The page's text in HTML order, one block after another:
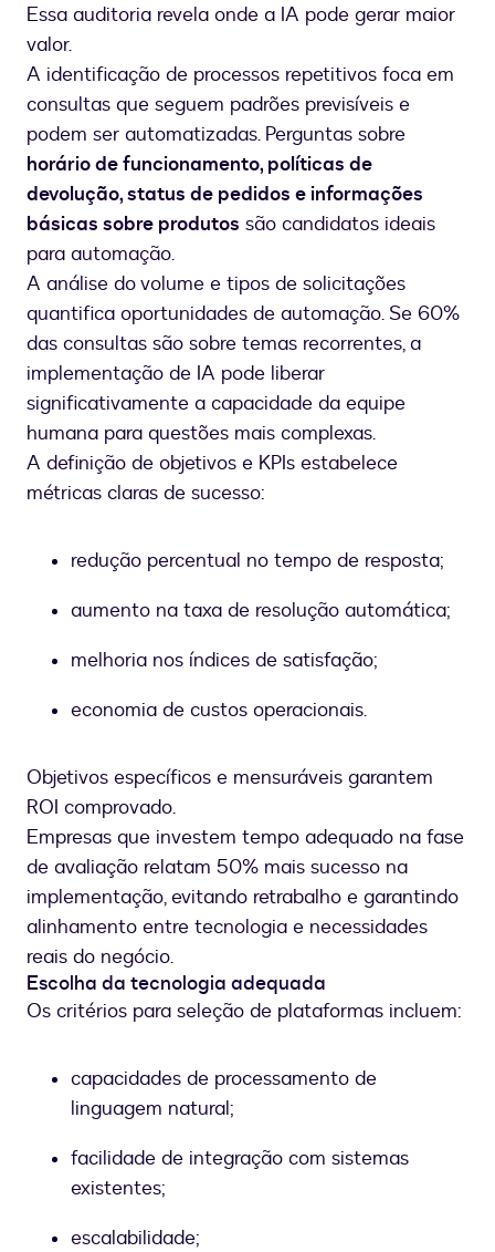
Essa auditoria revela onde a IA pode gerar maior
valor.
A identificação de processos repetitivos foca em
consultas que seguem padrões previsíveis e
podem ser automatizadas. Perguntas sobre
horário de funcionamento, políticas de
devolução, status de pedidos e informações
básicas sobre produtos são candidatos ideais
para automação.
A análise do volume e tipos de solicitações
quantifica oportunidades de automação. Se 60%
das consultas são sobre temas recorrentes, a
implementação de IA pode liberar
significativamente a capacidade da equipe
humana para questões mais complexas.
A definição de objetivos e KPIs estabelece
métricas claras de sucesso:
redução percentual no tempo de resposta;
aumento na taxa de resolução automática;
melhoria nos índices de satisfação;
economia de custos operacionais.
Objetivos específicos e mensuráveis garantem
ROI comprovado.
Empresas que investem tempo adequado na fase
de avaliação relatam 50% mais sucesso na
implementação, evitando retrabalho e garantindo
alinhamento entre tecnologia e necessidades
reais do negócio.
Escolha da tecnologia adequada
Os critérios para seleção de plataformas incluem:
capacidades de processamento de
linguagem natural;
facilidade de integração com sistemas
existentes;
escalabilidade;